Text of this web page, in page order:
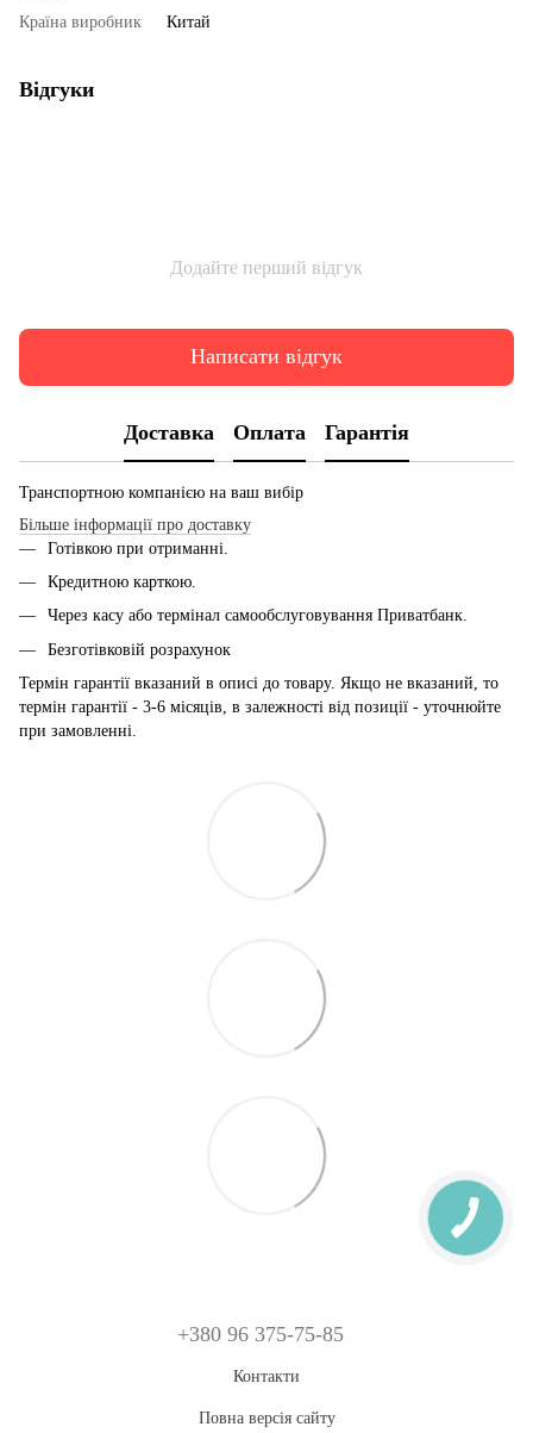
Країна виробник Китай
Відгуки
Додайте перший відгук
Написати відгук
Доставка Оплата Гарантія
Транспортною компанією на ваш вибір
Більше інформації про доставку
Готівкою при отриманні.
Кредитною карткою.
Через касу або термінал самообслуговування Приватбанк.
Безготівковій розрахунок
Термін гарантії вказаний в описі до товару. Якщо не вказаний, то
термін гарантії - 3-6 місяців, в залежності від позиції - уточнюйте
при замовленні.
+380 96 375-75-85
Контакти
Повна версія сайту